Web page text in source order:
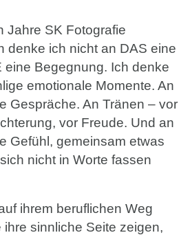
Jahre SK Fotografie
denke ich nicht an DAS eine
eine Begegnung. Ich denke
emotionale Momente. An
Gespräche. An Tränen – vor
vor Freude. Und an
Gefühl, gemeinsam etwas
nicht in Worte fassen
ihrem beruflichen Weg
ihre sinnliche Seite zeigen,